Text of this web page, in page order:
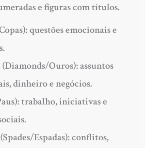
e figuras com títulos.
questões emocionais e
Ouros): assuntos
dinheiro e negócios.
trabalho, iniciativas e
Espadas): conflitos,